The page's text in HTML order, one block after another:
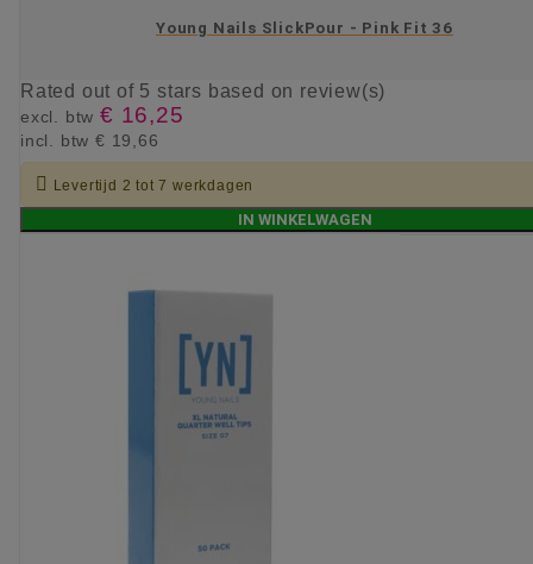
Young Nails SlickPour - Pink Fit 36
Rated out of 5 stars based on review(s)
excl. btw € 16,25
incl. btw € 19,66
 Levertijd 2 tot 7 werkdagen
IN WINKELWAGEN